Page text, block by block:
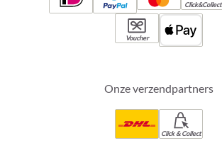
Click&Collect
Voucher
Onze verzendpartners
Click & Collect